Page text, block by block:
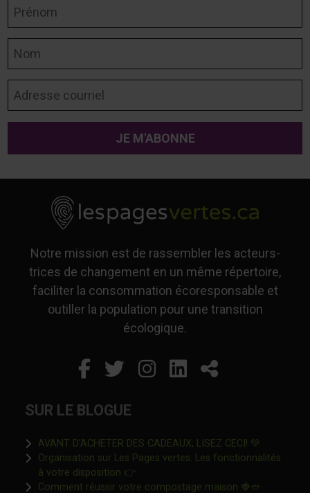
Notre mission est de rassembler les acteurs-
trices de changement en un même répertoire,
faciliter la consommation écoresponsable et
outiller la population pour une transition
écologique.
Facebook
Ce lien s'ouvrira dans
Twitter
Ce lien s'ouvrira
Instagram
Ce lien s'ouvrira
LinkedIn
Ce lien
Partager
SUR LE BLOGUE
AVANT D’ACHETER DES CADEAUX, LISEZ CECI! 💚
Organisation sur Les Pages vertes: Les fonctionnalités
à votre disposition 👉Ce lien s'ouvrira dans une nouvelle
Comment réussir votre compostage maison 🍓🥙